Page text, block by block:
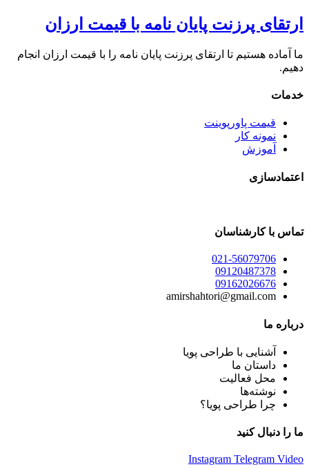
ارتقای پرزنت پایان نامه با قیمت ارزان
ما آماده هستیم تا ارتقای پرزنت پایان نامه را با قیمت ارزان انجام
دهیم.
خدمات
قیمت پاورپوینت
نمونه کار
آموزش
اعتمادسازی
تماس با کارشناسان
021-56079706
09120487378
09162026676
amirshahtori@gmail.com
درباره ما
آشنایی با طراحی پویا
داستان ما
محل فعالیت
نوشته‌ها
چرا طراحی پویا؟
ما را دنبال کنید
Instagram Telegram Video